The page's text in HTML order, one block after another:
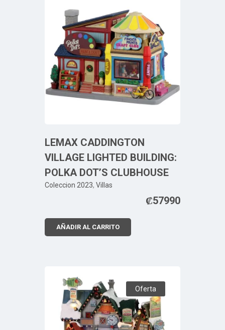
LEMAX CADDINGTON
VILLAGE LIGHTED BUILDING:
POLKA DOT’S CLUBHOUSE
Coleccion 2023, Villas
₡57990
AÑADIR AL CARRITO
Oferta